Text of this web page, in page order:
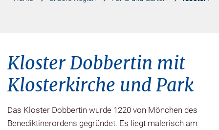
Kloster Dobbertin mit
Klosterkirche und Park
Das Kloster Dobbertin wurde 1220 von Mönchen des
Benediktinerordens gegründet. Es liegt malerisch am